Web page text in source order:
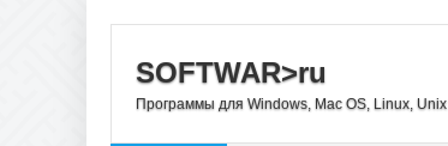
SOFTWAR>ru
Программы для Windows, Mac OS, Linux, Unix